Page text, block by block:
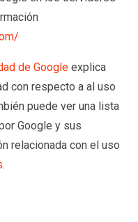
de Google explica
con respecto a al uso
puede ver una lista
Google y sus
relacionada con el uso
.